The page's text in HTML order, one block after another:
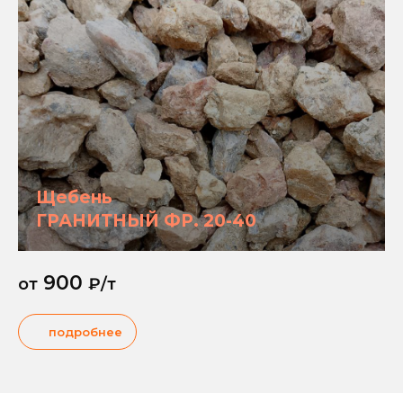
Щебень
ГРАНИТНЫЙ ФР. 20-40
от 900 ₽/т
подробнее